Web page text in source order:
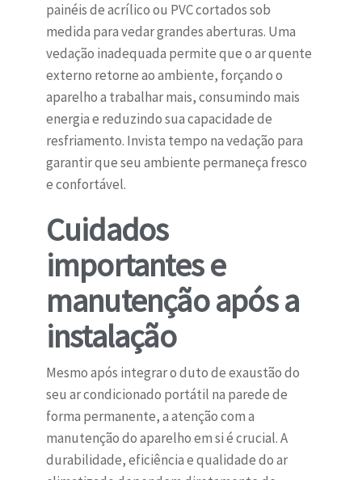
painéis de acrílico ou PVC cortados sob
medida para vedar grandes aberturas. Uma
vedação inadequada permite que o ar quente
externo retorne ao ambiente, forçando o
aparelho a trabalhar mais, consumindo mais
energia e reduzindo sua capacidade de
resfriamento. Invista tempo na vedação para
garantir que seu ambiente permaneça fresco
e confortável.
Cuidados
importantes e
manutenção após a
instalação
Mesmo após integrar o duto de exaustão do
seu ar condicionado portátil na parede de
forma permanente, a atenção com a
manutenção do aparelho em si é crucial. A
durabilidade, eficiência e qualidade do ar